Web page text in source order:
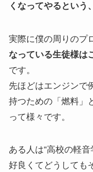
くなってやるという
実際に僕の周りのプ
なっている生徒様は
です。
先ほどはエンジンで
持つための「燃料」
って様々です。
ある人は”高校の軽
好良くてどうしても